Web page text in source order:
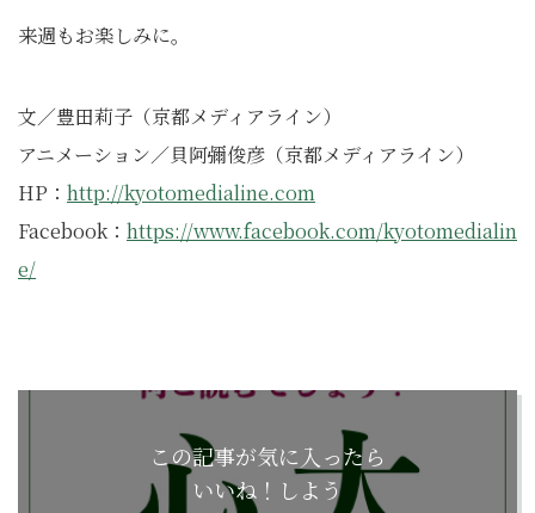
来週もお楽しみに。
文／豊田莉子（京都メディアライン）
アニメーション／貝阿彌俊彦（京都メディアライン）
HP： http://kyotomedialine.com
Facebook： https://www.facebook.com/kyotomedialin
e/
この記事が気に入ったら
いいね！しよう